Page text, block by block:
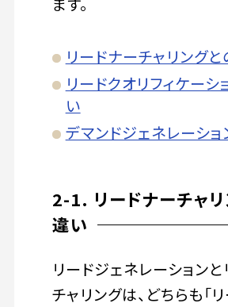
リードナーチャリング
リードクオリフィケーシ
い
デマンドジェネレーシ
2-1. リードナーチャリ
違い
リードジェネレーション
チャリングは、どちらも「